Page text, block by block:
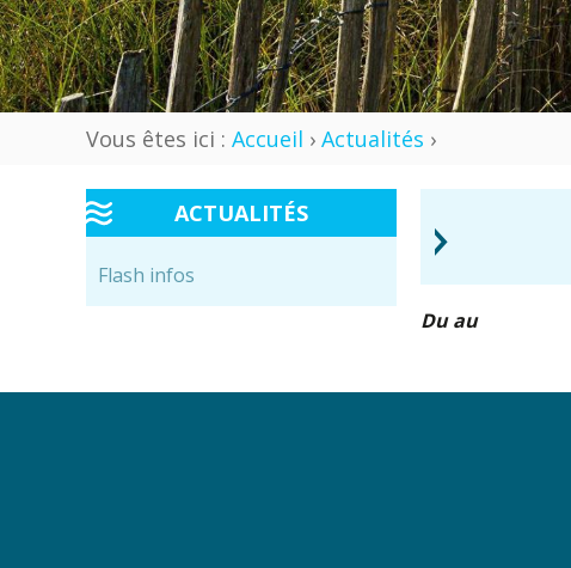
Vous êtes ici : Accueil › Actualités ›
ACTUALITÉS
Flash infos
›
Du au